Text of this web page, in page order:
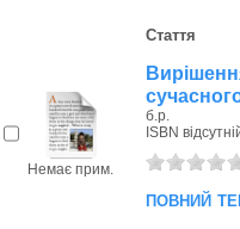
Немає прим.
Стаття
б.р.
ISBN
повний